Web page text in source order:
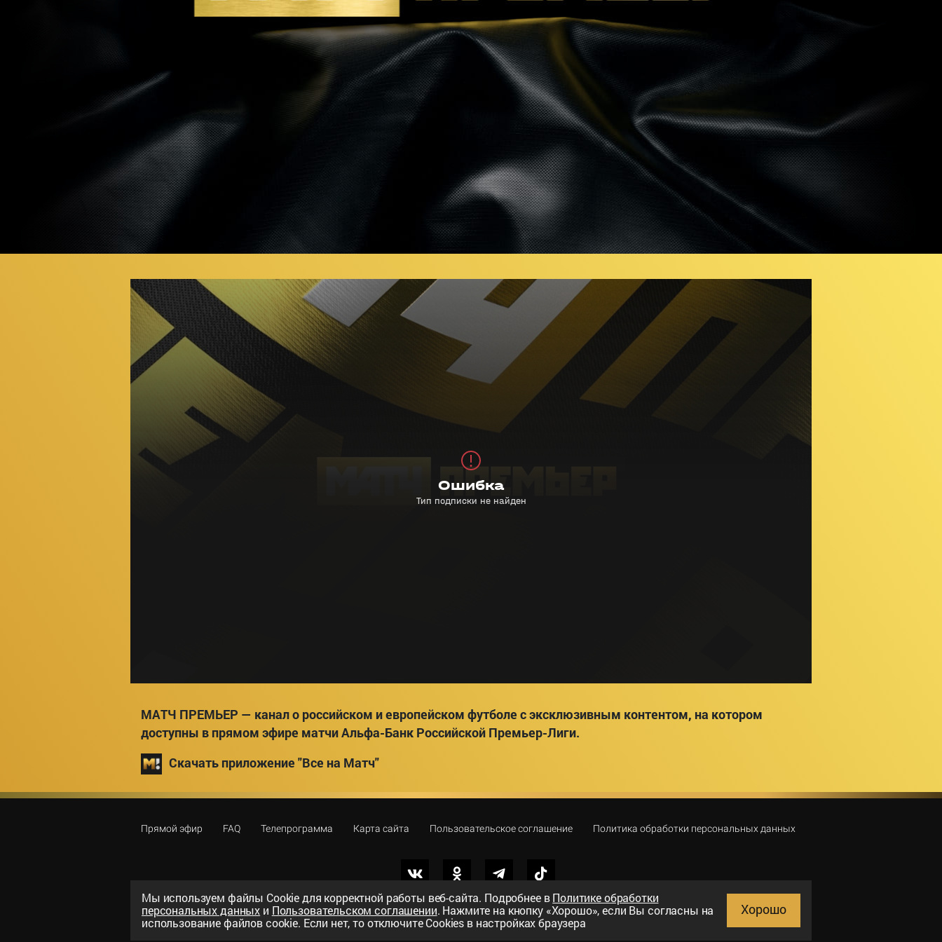
МАТЧ ПРЕМЬЕР — канал о российском и европейском футболе с эксклюзивным контентом, на котором
доступны в прямом эфире матчи Альфа-Банк Российской Премьер-Лиги.
Скачать приложение "Все на Матч"
Прямой эфир FAQ Телепрограмма Карта сайта Пользовательское соглашение Политика обработки персональных данных
©2026«ООО «Национальный спортивный телеканал» Поиск
Мы используем файлы Сookie для корректной работы веб-сайта. Подробнее вПолитике обработки
персональных данных и Пользовательском соглашении. Нажмите на кнопку «Хорошо», если Вы согласны на
использование файлов cookie. Если нет, то отключите Cookies в настройках браузера
Хорошо